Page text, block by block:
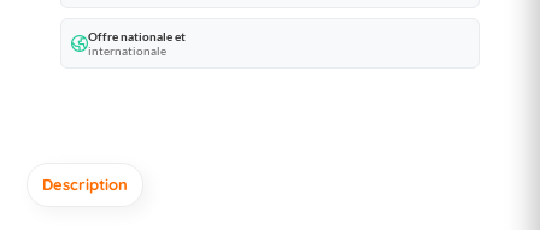
Offre nationale et
internationale
Description